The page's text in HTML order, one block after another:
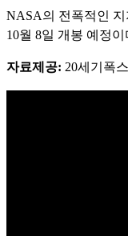
NASA의 전폭적인
10월 8일 개봉 예정이
자료제공: 20세기폭